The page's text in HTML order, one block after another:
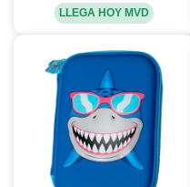
LLEGA HOY MVD